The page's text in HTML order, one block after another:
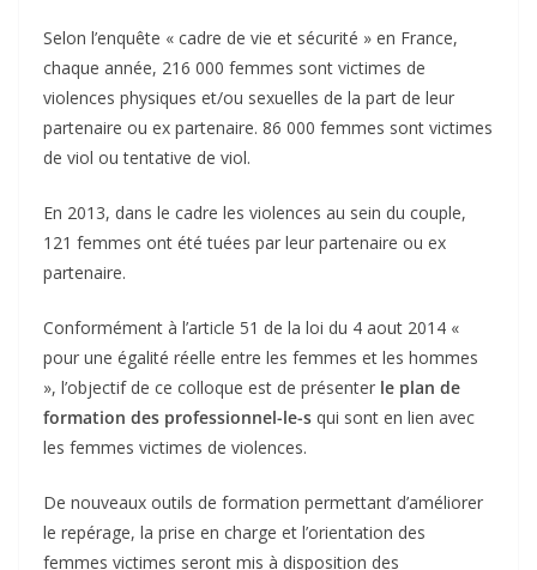
Selon l’enquête « cadre de vie et sécurité » en France,
chaque année, 216 000 femmes sont victimes de
violences physiques et/ou sexuelles de la part de leur
partenaire ou ex partenaire. 86 000 femmes sont victimes
de viol ou tentative de viol.
En 2013, dans le cadre les violences au sein du couple,
121 femmes ont été tuées par leur partenaire ou ex
partenaire.
Conformément à l’article 51 de la loi du 4 aout 2014 «
pour une égalité réelle entre les femmes et les hommes
», l’objectif de ce colloque est de présenter le plan de
formation des professionnel-le-s qui sont en lien avec
les femmes victimes de violences.
De nouveaux outils de formation permettant d’améliorer
le repérage, la prise en charge et l’orientation des
femmes victimes seront mis à disposition des